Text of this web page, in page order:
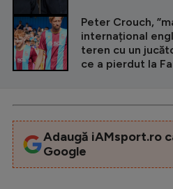
Peter Crouch,
internațional
teren cu un
ce a pierdut la
Adaugă iAMsport.ro
Google